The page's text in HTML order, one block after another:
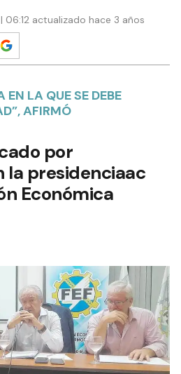
06:12 actualizado hace 3 años
EN LA QUE SE DEBE
AFIRMÓ
por
la presidenciaac
Económica